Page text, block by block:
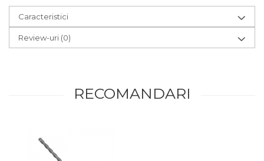
Stetoscop Auto
Tester Compresie Auto
Truse reparatii anvelope
Caracteristici
Review-uri (0)
RECOMANDARI